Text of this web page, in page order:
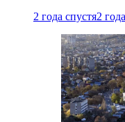
2 года спустя2